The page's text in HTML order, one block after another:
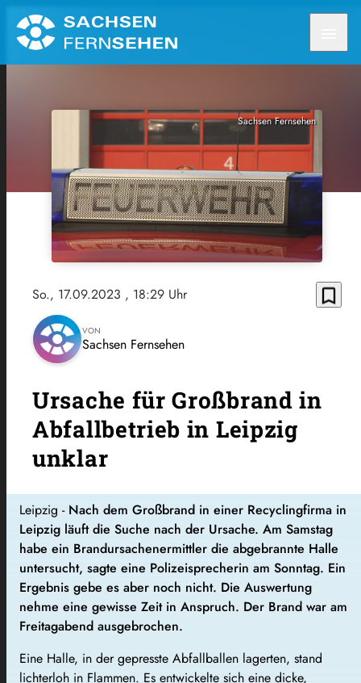
Sachsen Fernsehen
So., 17.09.2023 , 18:29 Uhr bookmark_border
VON
Sachsen Fernsehen
Ursache für Großbrand in
Abfallbetrieb in Leipzig
unklar
Leipzig - Nach dem Großbrand in einer Recyclingfirma in
Leipzig läuft die Suche nach der Ursache. Am Samstag
habe ein Brandursachenermittler die abgebrannte Halle
untersucht, sagte eine Polizeisprecherin am Sonntag. Ein
Ergebnis gebe es aber noch nicht. Die Auswertung
nehme eine gewisse Zeit in Anspruch. Der Brand war am
Freitagabend ausgebrochen.
Eine Halle, in der gepresste Abfallballen lagerten, stand
lichterloh in Flammen. Es entwickelte sich eine dicke,